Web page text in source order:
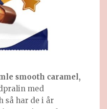
smooth caramel,
med
så har de i år